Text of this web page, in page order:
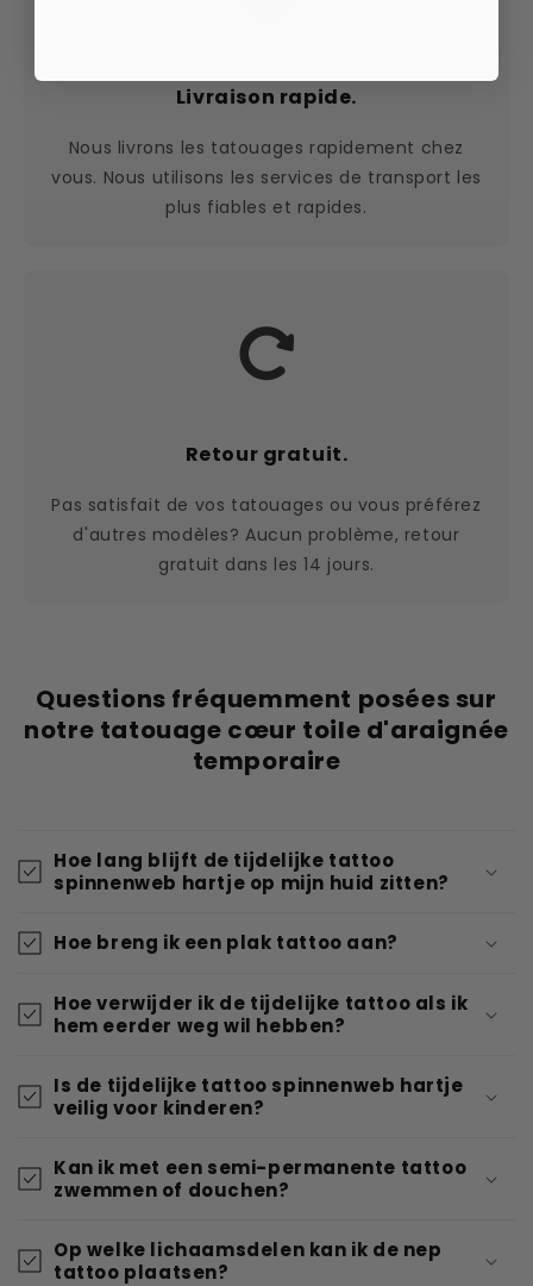
Livraison rapide.
Nous livrons les tatouages rapidement chez
vous. Nous utilisons les services de transport les
plus fiables et rapides.
Retour gratuit.
Pas satisfait de vos tatouages ou vous préférez
d'autres modèles? Aucun problème, retour
gratuit dans les 14 jours.
Questions fréquemment posées sur
notre tatouage cœur toile d'araignée
temporaire
Hoe lang blijft de tijdelijke tattoo
spinnenweb hartje op mijn huid zitten?
Hoe breng ik een plak tattoo aan?
Hoe verwijder ik de tijdelijke tattoo als ik
hem eerder weg wil hebben?
Is de tijdelijke tattoo spinnenweb hartje
veilig voor kinderen?
Kan ik met een semi-permanente tattoo
zwemmen of douchen?
Op welke lichaamsdelen kan ik de nep
tattoo plaatsen?